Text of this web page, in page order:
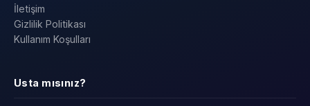
İletişim
Gizlilik Politikası
Kullanım Koşulları
Usta mısınız?